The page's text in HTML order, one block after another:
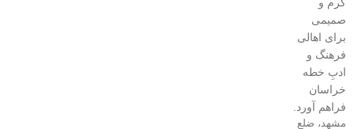
صمیمی
برای اهالی
فرهنگ و
ادبِ خطه
خراسان
فراهم آورد.
مشهد، ضلع